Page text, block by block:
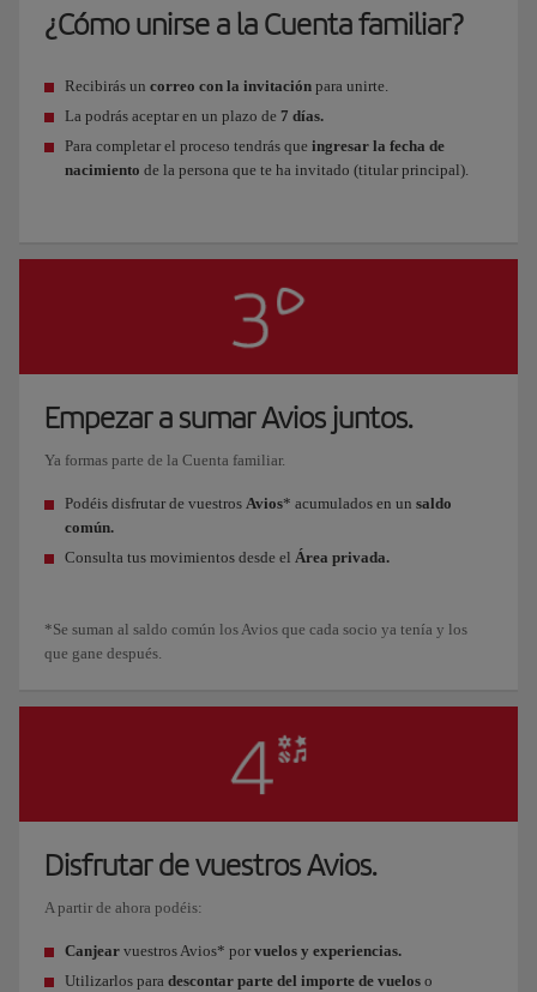
¿Cómo unirse a la Cuenta familiar?
Recibirás un correo con la invitación para unirte.
La podrás aceptar en un plazo de 7 días.
Para completar el proceso tendrás que ingresar la fecha de
nacimiento de la persona que te ha invitado (titular principal).
Empezar a sumar Avios juntos.
Ya formas parte de la Cuenta familiar.
Podéis disfrutar de vuestros Avios* acumulados en un saldo
común.
Consulta tus movimientos desde el Área privada.
*Se suman al saldo común los Avios que cada socio ya tenía y los
que gane después.
Disfrutar de vuestros Avios.
A partir de ahora podéis:
Canjear vuestros Avios* por vuelos y experiencias.
Utilizarlos para descontar parte del importe de vuelos o